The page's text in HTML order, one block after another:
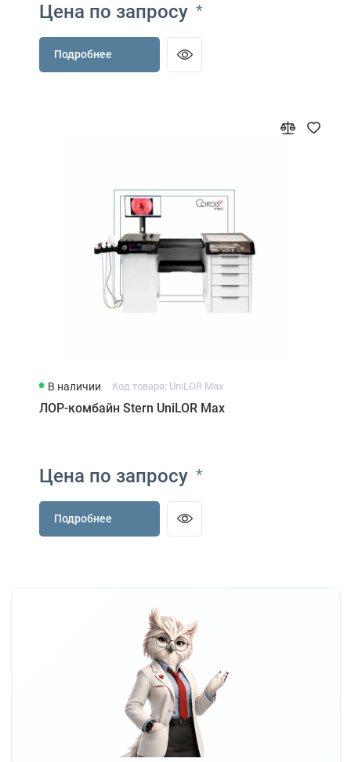
Цена по запросу *
Подробнее
В наличии Код товара: UniLOR Max
ЛОР-комбайн Stern UniLOR Max
Цена по запросу *
Подробнее